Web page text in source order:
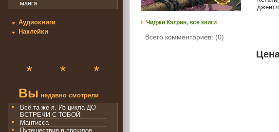
манга
Аудиокниги
Наклейки
* * *
Вы недавно смотрели
Всё та же я. Из цикла ДО
ВСТРЕЧИ С ТОБОЙ
Мантисса
Путешествие в прошлое
Чиджи Кэтрин, все книги
Всего комментариев: (0)